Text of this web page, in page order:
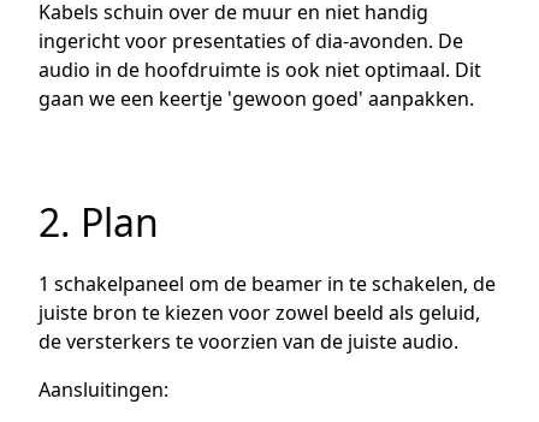
Kabels schuin over de muur en niet handig
ingericht voor presentaties of dia-avonden. De
audio in de hoofdruimte is ook niet optimaal. Dit
gaan we een keertje 'gewoon goed' aanpakken.
2. Plan
1 schakelpaneel om de beamer in te schakelen, de
juiste bron te kiezen voor zowel beeld als geluid,
de versterkers te voorzien van de juiste audio.
Aansluitingen: